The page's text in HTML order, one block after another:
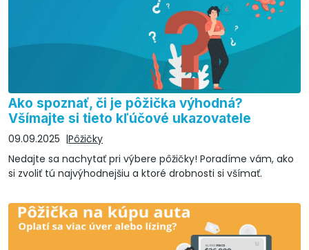
Ako spoznať, či je pôžička výhodná?
Všímajte si tieto kľúčové ukazovatele
09.09.2025
Pôžičky
Nedajte sa nachytať pri výbere pôžičky! Poradíme vám, ako
si zvoliť tú najvýhodnejšiu a ktoré drobnosti si všímať.